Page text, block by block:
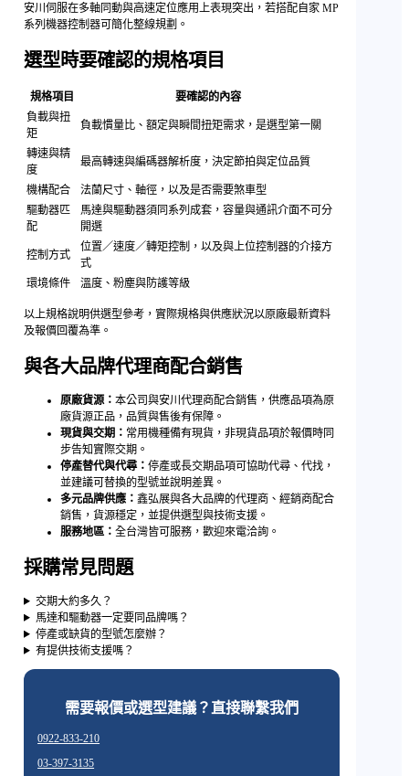
安川伺服在多軸同動與高速定位應用上表現突出，若搭配自家 MP
系列機器控制器可簡化整線規劃。
選型時要確認的規格項目
規格項目
要確認的內容
負載與扭
矩
負載慣量比、額定與瞬間扭矩需求，是選型第一關
轉速與精
度
最高轉速與編碼器解析度，決定節拍與定位品質
機構配合
法蘭尺寸、軸徑，以及是否需要煞車型
驅動器匹
配
馬達與驅動器須同系列成套，容量與通訊介面不可分
開選
控制方式
位置／速度／轉矩控制，以及與上位控制器的介接方
式
環境條件
溫度、粉塵與防護等級
以上規格說明供選型參考，實際規格與供應狀況以原廠最新資料
及報價回覆為準。
與各大品牌代理商配合銷售
原廠貨源：本公司與安川代理商配合銷售，供應品項為原
廠貨源正品，品質與售後有保障。
現貨與交期： 常用機種備有現貨，非現貨品項於報價時同
步告知實際交期。
停產替代與代尋：停產或長交期品項可協助代尋、代找，
並建議可替換的型號並說明差異。
多元品牌供應：鑫弘展與各大品牌的代理商、經銷商配合
銷售，貨源穩定，並提供選型與技術支援。
服務地區：全台灣皆可服務，歡迎來電洽詢。
採購常見問題
交期大約多久？
馬達和驅動器一定要同品牌嗎？
停產或缺貨的型號怎麼辦？
有提供技術支援嗎？
需要報價或選型建議？直接聯繫我們
0922-833-210
03-397-3135